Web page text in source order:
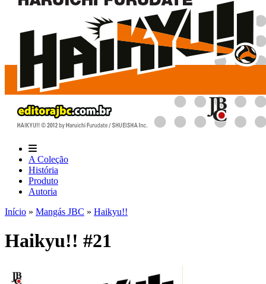
A Coleção
História
Produto
Autoria
Início » Mangás JBC » Haikyu!!
Haikyu!! #21